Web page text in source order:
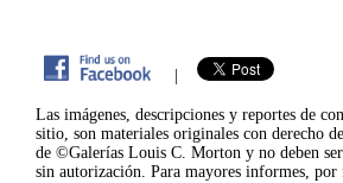
|
Las imágenes, descripciones y reportes de
sitio, son materiales originales con derecho
de ©Galerías Louis C. Morton y no deben
sin autorización. Para mayores informes,